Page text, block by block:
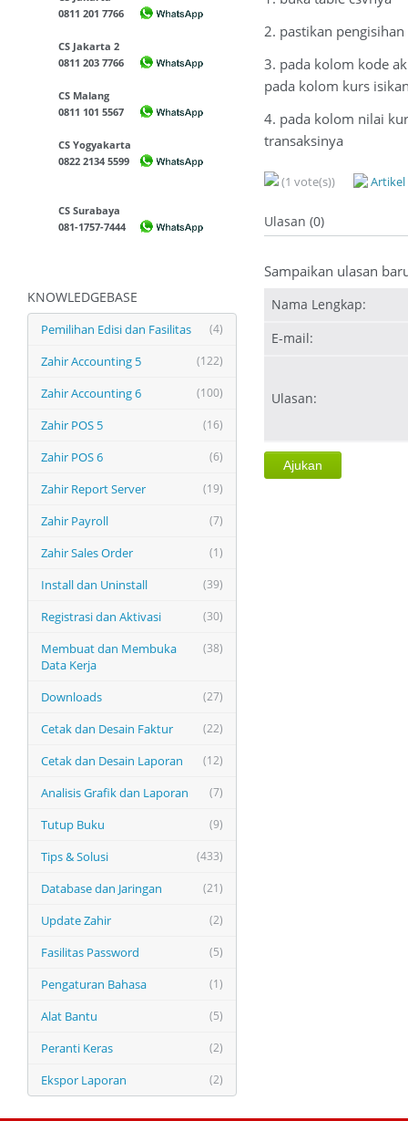
0811 201 7766
CS Jakarta 2
0811 203 7766
CS Malang
0811 101 5567
CS Yogyakarta
0822 2134 5599
CS Surabaya
081-1757-7444
KNOWLEDGEBASE
(4)
Pemilihan Edisi dan Fasilitas
(122)
Zahir Accounting 5
(100)
Zahir Accounting 6
(16)
Zahir POS 5
(6)
Zahir POS 6
(19)
Zahir Report Server
(7)
Zahir Payroll
(1)
Zahir Sales Order
(39)
Install dan Uninstall
(30)
Registrasi dan Aktivasi
(38)
Membuat dan Membuka
Data Kerja
(27)
Downloads
(22)
Cetak dan Desain Faktur
(12)
Cetak dan Desain Laporan
(7)
Analisis Grafik dan Laporan
(9)
Tutup Buku
(433)
Tips & Solusi
(21)
Database dan Jaringan
(2)
Update Zahir
(5)
Fasilitas Password
(1)
Pengaturan Bahasa
(5)
Alat Bantu
(2)
Peranti Keras
(2)
Ekspor Laporan
2. pastikan
3. pada kolom kode
pada kolom kurs
4. pada kolom nilai
transaksinya
(1 vote(s))
Ulasan (0)
Sampaikan ulasan
Nama Lengkap:
E-mail:
Ulasan: